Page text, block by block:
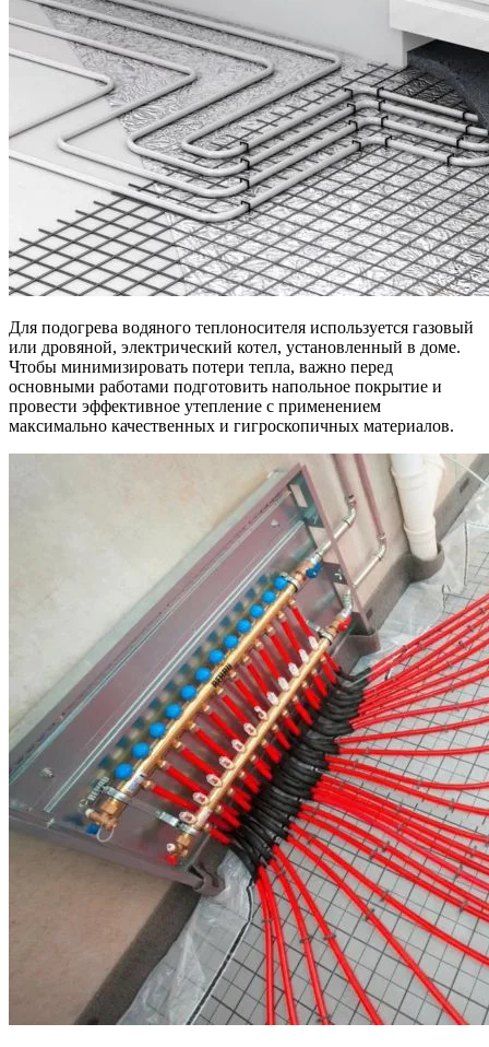
Для подогрева водяного теплоносителя используется газовый
или дровяной, электрический котел, установленный в доме.
Чтобы минимизировать потери тепла, важно перед
основными работами подготовить напольное покрытие и
провести эффективное утепление с применением
максимально качественных и гигроскопичных материалов.